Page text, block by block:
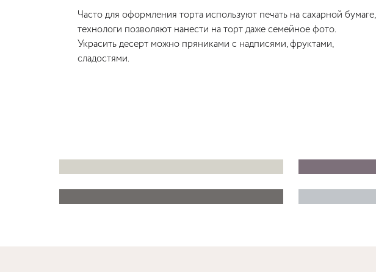
Часто для оформления торта используют печать на сахарной бумаге,
технологи позволяют нанести на торт даже семейное фото.
Украсить десерт можно пряниками с надписями, фруктами,
сладостями.